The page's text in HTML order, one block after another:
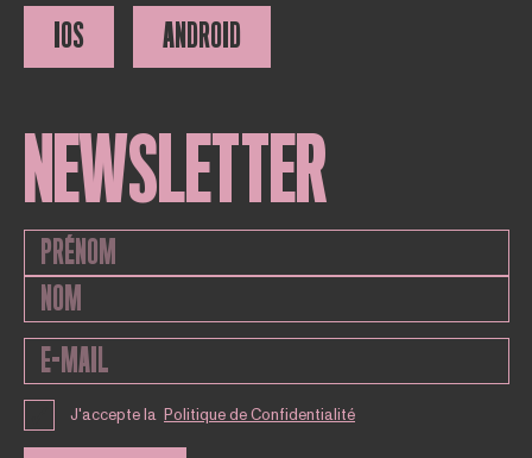
IOS ANDROID
NEWSLETTER
J'accepte la Politique de Confidentialité